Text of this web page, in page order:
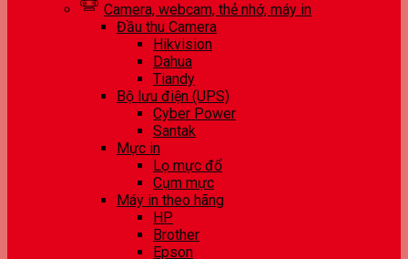
Camera, webcam, thẻ nhớ, máy in
Đầu thu Camera
Hikvision
Dahua
Tiandy
Bộ lưu điện (UPS)
Cyber Power
Santak
Mực in
Lọ mực đổ
Cụm mực
Máy in theo hãng
HP
Brother
Epson